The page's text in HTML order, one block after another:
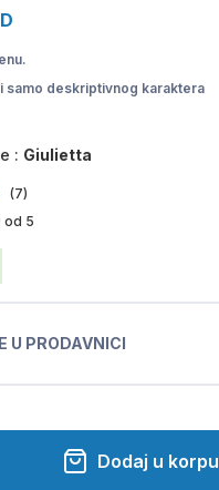
samo deskriptivnog karaktera
: Giulietta
(7)
od 5
U PRODAVNICI
Dodaj u korpu